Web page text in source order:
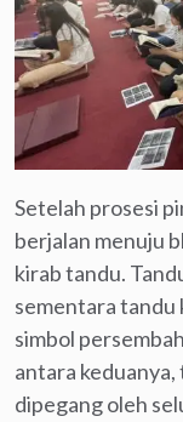
Setelah prosesi
berjalan menuju
kirab tandu.
sementara tandu
simbol
antara
dipegang oleh